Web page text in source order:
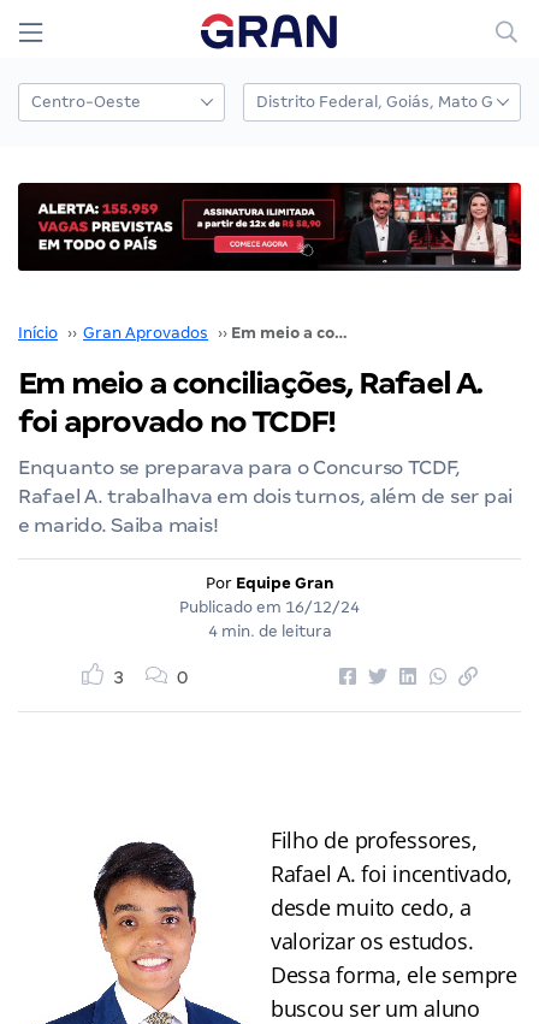
Início ›› Gran Aprovados ›› Em meio a conciliações, Rafael A. foi aprovado no TCDF!
Em meio a conciliações, Rafael A.
foi aprovado no TCDF!
Enquanto se preparava para o Concurso TCDF,
Rafael A. trabalhava em dois turnos, além de ser pai
e marido. Saiba mais!
Por Equipe Gran
Publicado em 16/12/24
4 min. de leitura
3 0
Filho de professores,
Rafael A. foi incentivado,
desde muito cedo, a
valorizar os estudos.
Dessa forma, ele sempre
buscou ser um aluno